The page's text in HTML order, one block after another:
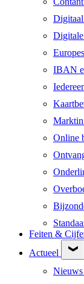
Digitaal
IBAN
Online
Feiten &
Actueel
Nieuws